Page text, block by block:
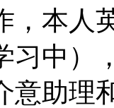
，本人
习中
意助理